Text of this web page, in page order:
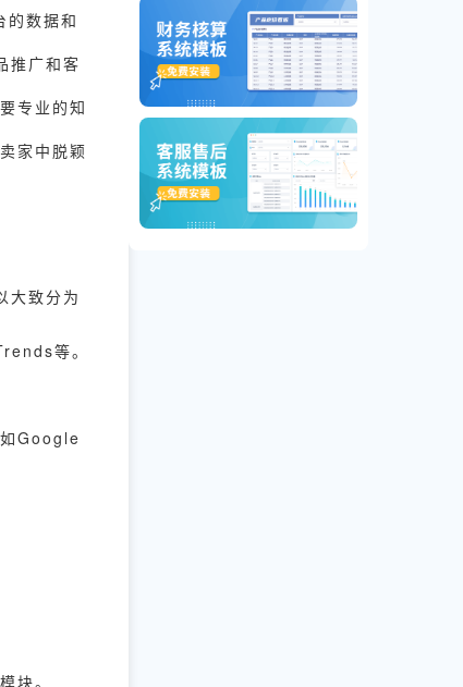
的数据和
推广和客
专业的知
家中脱颖
大致分为
等。
Google
块。